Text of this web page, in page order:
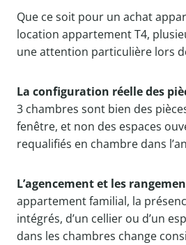
Que ce soit pour un achat
location appartement T4,
une attention particulière lors
La configuration réelle des
3 chambres sont bien des
fenêtre, et non des espaces
requalifiés en chambre dans
L’agencement et les
appartement familial, la
intégrés, d’un cellier ou d’un
dans les chambres change